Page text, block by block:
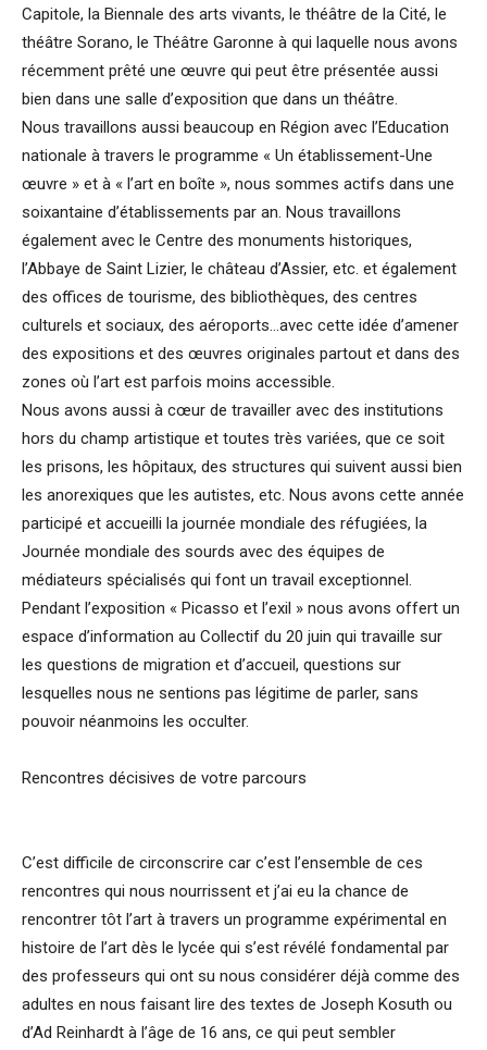
Capitole, la Biennale des arts vivants, le théâtre de la Cité, le
théâtre Sorano, le Théâtre Garonne à qui laquelle nous avons
récemment prêté une œuvre qui peut être présentée aussi
bien dans une salle d’exposition que dans un théâtre.
Nous travaillons aussi beaucoup en Région avec l’Education
nationale à travers le programme « Un établissement-Une
œuvre » et à « l’art en boîte », nous sommes actifs dans une
soixantaine d’établissements par an. Nous travaillons
également avec le Centre des monuments historiques,
l’Abbaye de Saint Lizier, le château d’Assier, etc. et également
des offices de tourisme, des bibliothèques, des centres
culturels et sociaux, des aéroports…avec cette idée d’amener
des expositions et des œuvres originales partout et dans des
zones où l’art est parfois moins accessible.
Nous avons aussi à cœur de travailler avec des institutions
hors du champ artistique et toutes très variées, que ce soit
les prisons, les hôpitaux, des structures qui suivent aussi bien
les anorexiques que les autistes, etc. Nous avons cette année
participé et accueilli la journée mondiale des réfugiées, la
Journée mondiale des sourds avec des équipes de
médiateurs spécialisés qui font un travail exceptionnel.
Pendant l’exposition « Picasso et l’exil » nous avons offert un
espace d’information au Collectif du 20 juin qui travaille sur
les questions de migration et d’accueil, questions sur
lesquelles nous ne sentions pas légitime de parler, sans
pouvoir néanmoins les occulter.
Rencontres décisives de votre parcours
C’est difficile de circonscrire car c’est l’ensemble de ces
rencontres qui nous nourrissent et j’ai eu la chance de
rencontrer tôt l’art à travers un programme expérimental en
histoire de l’art dès le lycée qui s’est révélé fondamental par
des professeurs qui ont su nous considérer déjà comme des
adultes en nous faisant lire des textes de Joseph Kosuth ou
d’Ad Reinhardt à l’âge de 16 ans, ce qui peut sembler